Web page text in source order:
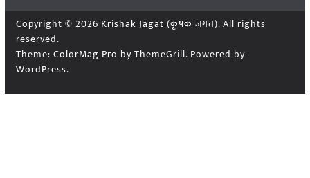
Copyright © 2026 Krishak Jagat (कृषक जगत). All rights
reserved.
Theme: ColorMag Pro by ThemeGrill. Powered by
WordPress.